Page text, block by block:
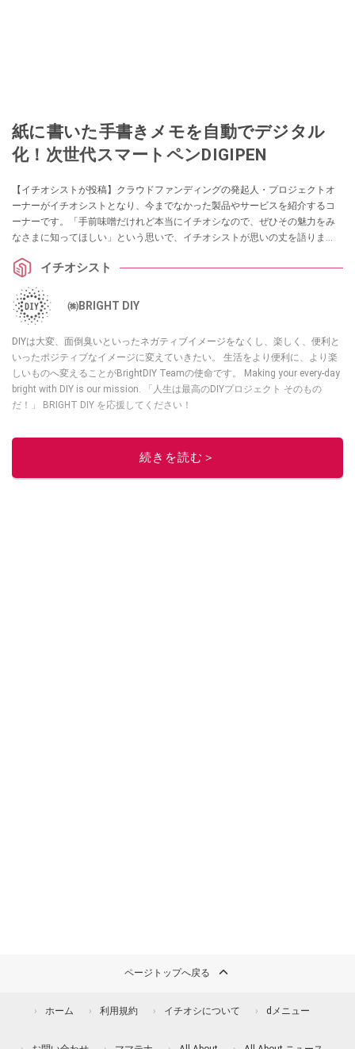
紙に書いた手書きメモを自動でデジタル
化！次世代スマートペンDIGIPEN
【イチオシストが投稿】クラウドファンディングの発起人・プロジェクトオ
ーナーがイチオシストとなり、今までなかった製品やサービスを紹介するコ
ーナーです。「手前味噌だけれど本当にイチオシなので、ぜひその魅力をみ
なさまに知ってほしい」という思いで、イチオシストが思いの丈を語りま
ょう。 イチオシスト
㈱BRIGHT DIY
DIYは大変、面倒臭いといったネガティブイメージをなくし、楽しく、便利と
いったポジティブなイメージに変えていきたい。 生活をより便利に、より楽
しいものへ変えることがBrightDIY Teamの使命です。 Making your every-day
bright with DIY is our mission. 「人生は最高のDIYプロジェクト そのもの
だ！」 BRIGHT DIY を応援してください！
続きを読む＞
ページトップへ戻る
ホーム 利用規約 イチオシについて dメニュー